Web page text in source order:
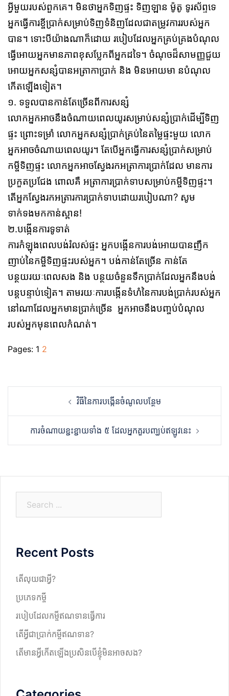
អ្វីមួយរបស់ពួកគេ។ មិនថាអ្នកទិញផ្ទះ ទិញឡាន ម៉ូតូ ទូរស័ព្ទទេ
អ្នកធ្វើការខ្ចី​ប្រាក់សម្រាប់ទិញទំនិញដែលជាតម្រូវការរ​បស់អ្នក
បាន។ ទោះបីយ៉ាងណាក៏ដោយ របៀប​ដែលអ្នកគ្រប់គ្រងបំណុល
ធ្វើអោយអ្នកមានភាពខុសប្លែក​ពីអ្នកដទៃ​។​ ចំណុចដ៏សាមញ្ញ​ជួយ
អោយអ្នកសន្សំបានអត្រាកាប្រាក់ និង មិនអោយមា នបំណុល
កើតឡើងទៀត។​
១.​ ទទួលបានកាន់តែច្រើនពីការសន្សំ
លោកអ្នកអាចនឹងចំណាយពេលយូរសម្រាប់សន្សំប្រាក់ដើម្បីទិញ
ផ្ទះ​ ព្រោះទម្រាំ លោកអ្នក​សន្សំ​ប្រាក់​គ្រប់នៃតម្លៃផ្ទះមួយ លោក
អ្នកអាចចំណាយពេលយូរ។ តែបើអ្នកធ្វើការសន្សំប្រាក់សម្រាប់
កម្ចីទិញផ្ទះ លោកអ្នកអាចស្វែងរកអត្រាការប្រាក់ដែល មានការ
ប្រកួតប្រជែង ពោលគឺ អត្រាការប្រាក់ទាបសម្រាប់កម្ចីទិញផ្ទះ។
តើអ្នកស្វែងរកអត្រារការប្រាក់ទាបដោយរបៀបណា? សូម
ទាក់ទងមកកាន់ស្ពាន!
២.​បង្កើនការទូទាត់​
ការកំឡុងពេលបង់រំលស់ផ្ទះ អ្នកបង្កើនការបង់អោយបានញឹក
ញាប់​នៃកម្ចីទិញផ្ទះ​របស់​អ្នក។​ ​បង់កាន់តែច្រើន កាន់តែ
បន្ថយរយៈពេលសង និង បន្ថយចំនួនទឹក​ប្រាក់ដែល​អ្នកនឹងបង់
បន្តបន្ទាប់ទៀត។​ តាមរយៈការបង្កើនទំហំនៃការបង់ប្រាក់របស់អ្នក
នៅណា​ដែលអ្នកមានប្រាក់​ច្រើន អ្នកអាចនឹងបញ្ចប់បំណុល
របស់អ្នកមុនពេលកំណត់។
Pages: 1 2
navigation
វិធីនៃការបង្កើនចំណូលបន្ថែម
ការចំណាយខ្ជះខ្ជាយទាំង ៥ ដែលអ្នកគួរបញ្ឃប់ឥឡូវនេះ
c
Recent Posts
តើលុយជាអ្វី?
ប្រភេទកម្ចី
របៀបដែលកម្ចីឥណទានធ្វើការ
តើអ្វីជាប្រាក់កម្ចីឥណទាន?
តើមានអ្វីកើតឡើងប្រសិនបើខ្ញុំមិនអាចសង?